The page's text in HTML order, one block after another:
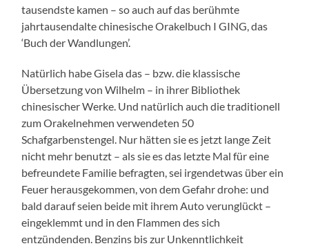
tausendste kamen – so auch auf das berühmte
jahrtausendalte chinesische Orakelbuch I GING, das
‘Buch der Wandlungen’.
Natürlich habe Gisela das – bzw. die klassische
Übersetzung von Wilhelm – in ihrer Bibliothek
chinesischer Werke. Und natürlich auch die traditionell
zum Orakelnehmen verwendeten 50
Schafgarbenstengel. Nur hätten sie es jetzt lange Zeit
nicht mehr benutzt – als sie es das letzte Mal für eine
befreundete Familie befragten, sei irgendetwas über ein
Feuer herausgekommen, von dem Gefahr drohe: und
bald darauf seien beide mit ihrem Auto verunglückt –
eingeklemmt und in den Flammen des sich
entzündenden. Benzins bis zur Unkenntlichkeit